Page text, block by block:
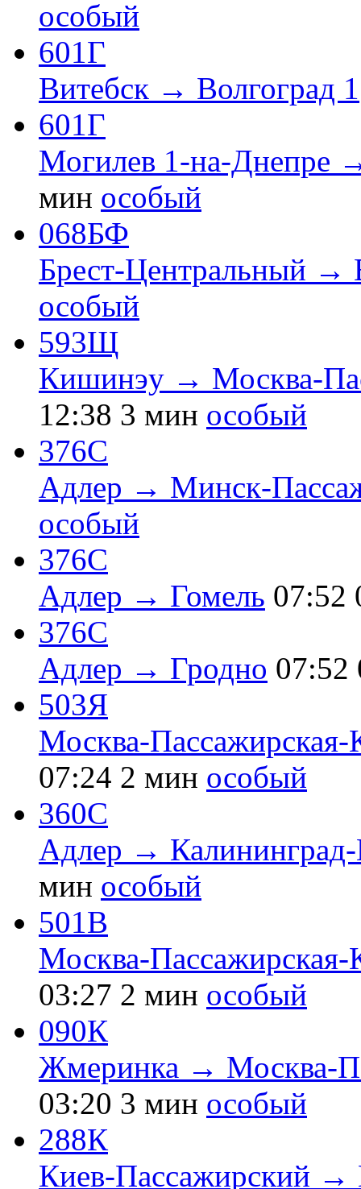
особый
601Г
Витебск → Волгоград 1
601Г
Могилев 1-на-Днепре
мин особый
068БФ
Брест-Центральный →
особый
593Щ
Кишинэу → Москва-
12:38 3 мин особый
376С
Адлер → Минск-
особый
376С
Адлер → Гомель 07:52
376С
Адлер → Гродно 07:52
503Я
Москва-
07:24 2 мин особый
360С
Адлер →
мин особый
501В
Москва-
03:27 2 мин особый
090К
Жмеринка → Москва-
03:20 3 мин особый
288К
Киев-Пассажирский →